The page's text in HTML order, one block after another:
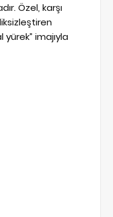
Özel, karşı
imajıyla